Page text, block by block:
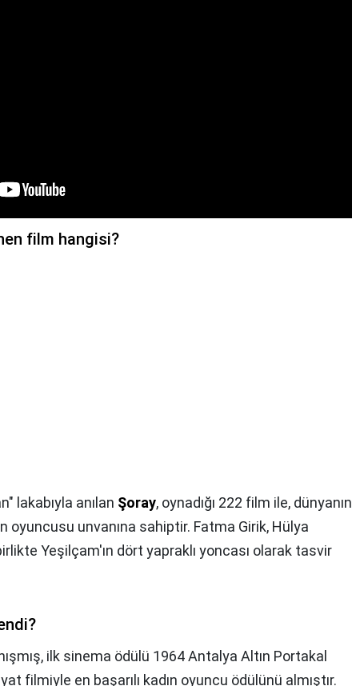
film hangisi?
lakabıyla anılan Şoray, oynadığı 222 film ile, dünyanın
oyuncusu unvanına sahiptir. Fatma Girik, Hülya
Yeşilçam'ın dört yapraklı yoncası olarak tasvir
ilk sinema ödülü 1964 Antalya Altın Portakal
filmiyle en başarılı kadın oyuncu ödülünü almıştır.